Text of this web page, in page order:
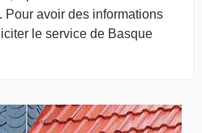
avoir des informations
le service de Basque